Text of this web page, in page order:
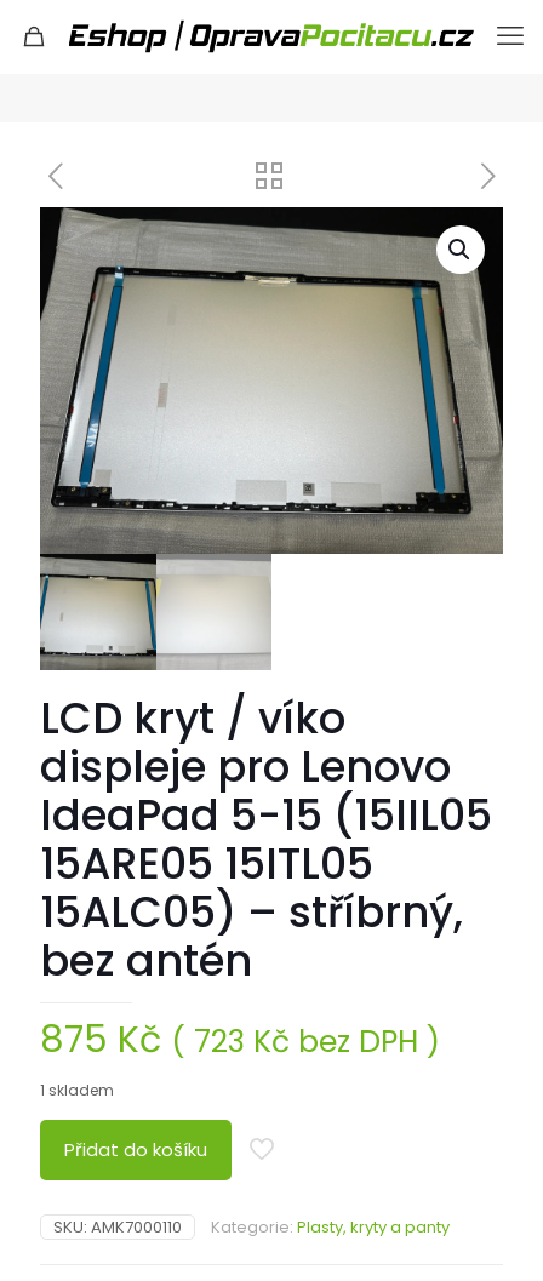
LCD kryt / víko
displeje pro Lenovo
IdeaPad 5-15 (15IIL05
15ARE05 15ITL05
15ALC05) – stříbrný,
bez antén
875 Kč ( 723 Kč bez DPH )
1 skladem
Přidat do košíku
SKU: AMK7000110 Kategorie: Plasty, kryty a panty